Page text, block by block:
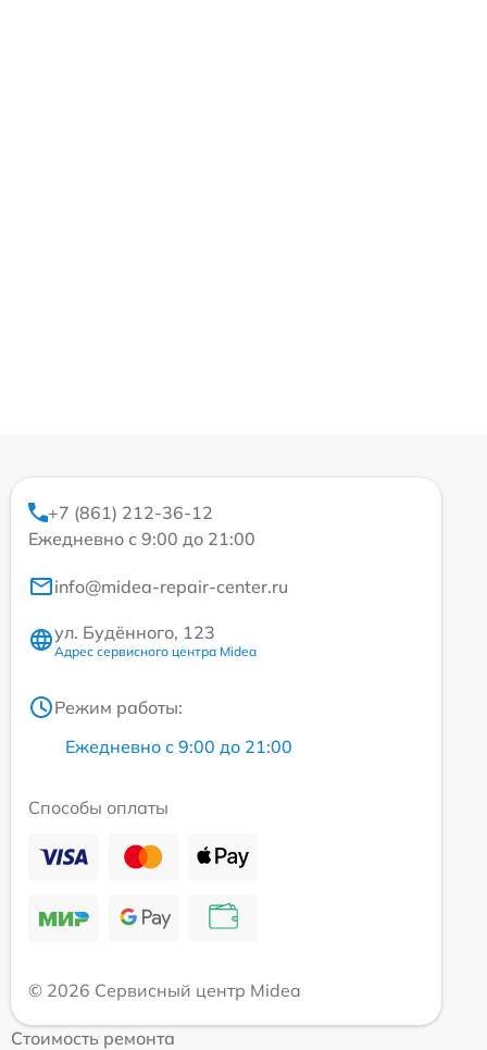
+7 (861) 212-36-12
Ежедневно с 9:00 до 21:00
info@midea-repair-center.ru
ул. Будённого, 123
Адрес сервисного центра Midea
Режим работы:
Ежедневно с 9:00 до 21:00
Способы оплаты
© 2026 Сервисный центр Midea
Стоимость ремонта